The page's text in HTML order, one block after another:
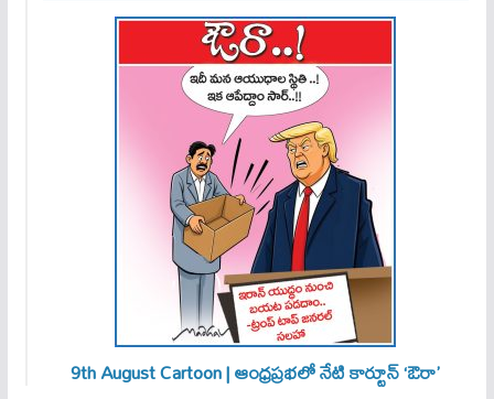
9th August Cartoon | ఆంధ్రప్రభలో నేటి కార్టూన్ ‘ఔరా’